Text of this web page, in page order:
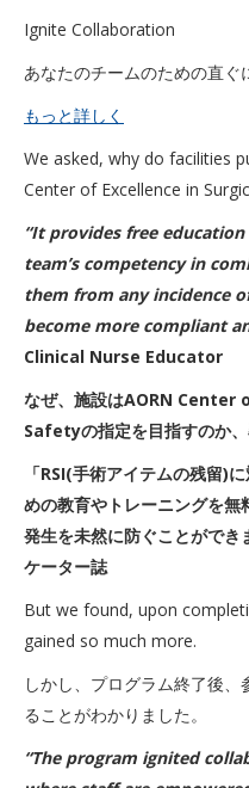
Ignite Collaboration
あなたのチームのための直ぐ
もっと詳しく
We asked, why do facilities
Center of Excellence in
“It provides free
team’s competency in
them from any incidence
become more compliant
Clinical Nurse Educator
なぜ、施設はAORN
Safetyの指定を目指すのか、
「RSI(手術アイテムの残留)
めの教育やトレーニングを無
発生を未然に防ぐことがで
ケーター誌
But we found, upon
gained so much more.
しかし、プログラム終了後
ることがわかりました。
“The program ignited